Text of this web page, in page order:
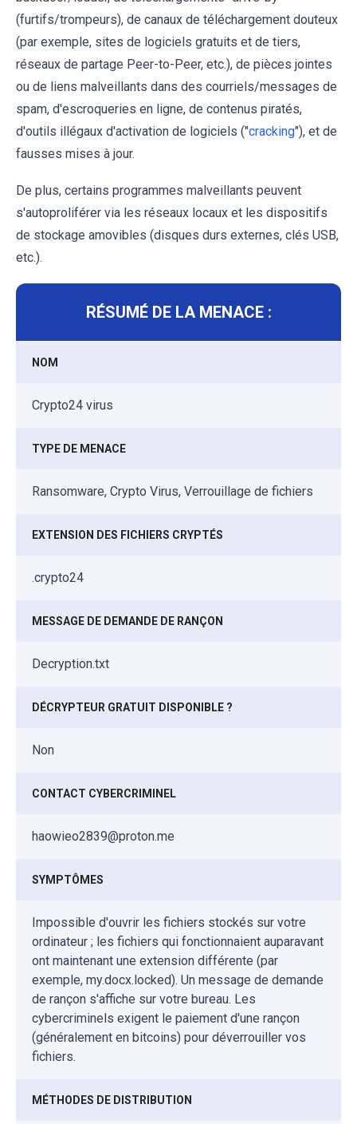
(furtifs/trompeurs), de canaux de téléchargement douteux
(par exemple, sites de logiciels gratuits et de tiers,
réseaux de partage Peer-to-Peer, etc.), de pièces jointes
ou de liens malveillants dans des courriels/messages de
spam, d'escroqueries en ligne, de contenus piratés,
d'outils illégaux d'activation de logiciels ("cracking"), et de
fausses mises à jour.
De plus, certains programmes malveillants peuvent
s'autoproliférer via les réseaux locaux et les dispositifs
de stockage amovibles (disques durs externes, clés USB,
etc.).
RÉSUMÉ DE LA MENACE :
NOM
Crypto24 virus
TYPE DE MENACE
Ransomware, Crypto Virus, Verrouillage de fichiers
EXTENSION DES FICHIERS CRYPTÉS
.crypto24
MESSAGE DE DEMANDE DE RANÇON
Decryption.txt
DÉCRYPTEUR GRATUIT DISPONIBLE ?
Non
CONTACT CYBERCRIMINEL
haowieo2839@proton.me
SYMPTÔMES
Impossible d'ouvrir les fichiers stockés sur votre
ordinateur ; les fichiers qui fonctionnaient auparavant
ont maintenant une extension différente (par
exemple, my.docx.locked). Un message de demande
de rançon s'affiche sur votre bureau. Les
cybercriminels exigent le paiement d'une rançon
(généralement en bitcoins) pour déverrouiller vos
fichiers.
MÉTHODES DE DISTRIBUTION